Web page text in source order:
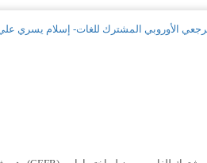
الأوروبي المشترك للغات- إسلام يسري